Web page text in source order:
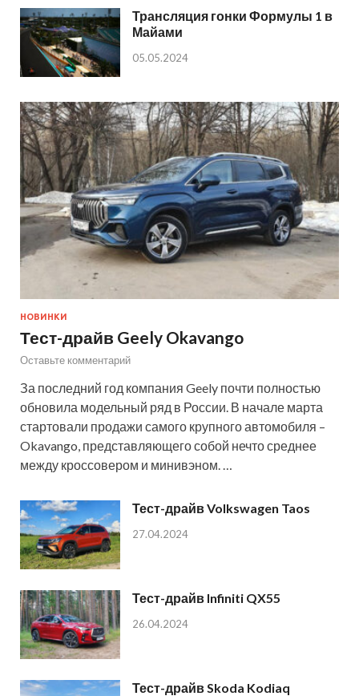
Трансляция гонки Формулы 1 в
Майами
05.05.2024
НОВИНКИ
Тест-драйв Geely Okavango
Оставьте комментарий
За последний год компания Geely почти полностью
обновила модельный ряд в России. В начале марта
стартовали продажи самого крупного автомобиля –
Okavango, представляющего собой нечто среднее
между кроссовером и минивэном. …
Тест-драйв Volkswagen Taos
27.04.2024
Тест-драйв Infiniti QX55
26.04.2024
Тест-драйв Skoda Kodiaq